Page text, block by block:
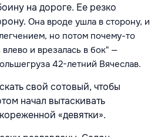
на дороге. Ее резко
Она вроде ушла в сторону, и
но потом почему-то
и врезалась в бок" —
42-летний Вячеслав.
свой сотовый, чтобы
начал вытаскивать
«девятки».